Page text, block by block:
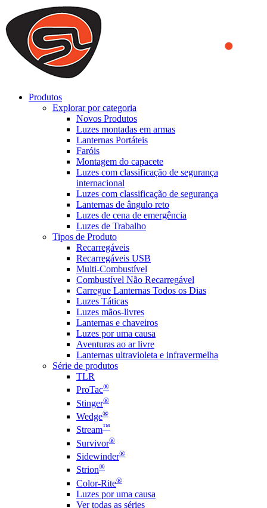
We use cookies to ensure that we provide you the best experience
on our website. By continuing to browse this website, you accept
that cookies are used to help us analyze how the website is used and
to offer you a better experience. To learn more or to find out how
you can disable cookies, you can access our
Produtos
Explorar por categoria
Novos Produtos
Luzes montadas em armas
Lanternas Portáteis
Faróis
Montagem do capacete
Luzes com classificação de segurança
internacional
Luzes com classificação de segurança
Lanternas de ângulo reto
Luzes de cena de emergência
Luzes de Trabalho
Tipos de Produto
Recarregáveis
Recarregáveis USB
Multi-Combustível
Combustível Não Recarregável
Carregue Lanternas Todos os Dias
Luzes Táticas
Luzes mãos-livres
Lanternas e chaveiros
Luzes por uma causa
Aventuras ao ar livre
Lanternas ultravioleta e infravermelha
Série de produtos
TLR
ProTac®
Stinger®
Wedge®
Stream™
Survivor®
Sidewinder®
Strion®
Color-Rite®
Luzes por uma causa
Ver todas as séries